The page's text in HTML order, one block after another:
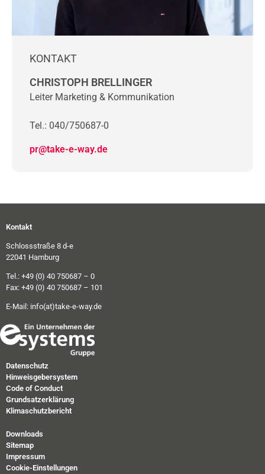
KONTAKT
CHRISTOPH BRELLINGER
Leiter Marketing & Kommunikation
Tel.: 040/750687-0
pr@take-e-way.de
Kontakt
Schlossstraße 8 d-e
22041 Hamburg
Tel.: +49 (0) 40 750687 – 0
Fax: +49 (0) 40 750687 – 101
E-Mail: info(at)take-e-way.de
Datenschutz
Hinweisgebersystem
Code of Conduct
Grundsatzerklärung
Klimaschutzbericht
Downloads
Sitemap
Impressum
Cookie-Einstellungen